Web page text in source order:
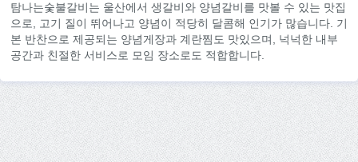
탐나는숯불갈비는 울산에서 생갈비와 양념갈비를 맛볼 수 있는 맛집
으로, 고기 질이 뛰어나고 양념이 적당히 달콤해 인기가 많습니다. 기
본 반찬으로 제공되는 양념게장과 계란찜도 맛있으며, 넉넉한 내부
공간과 친절한 서비스로 모임 장소로도 적합합니다.